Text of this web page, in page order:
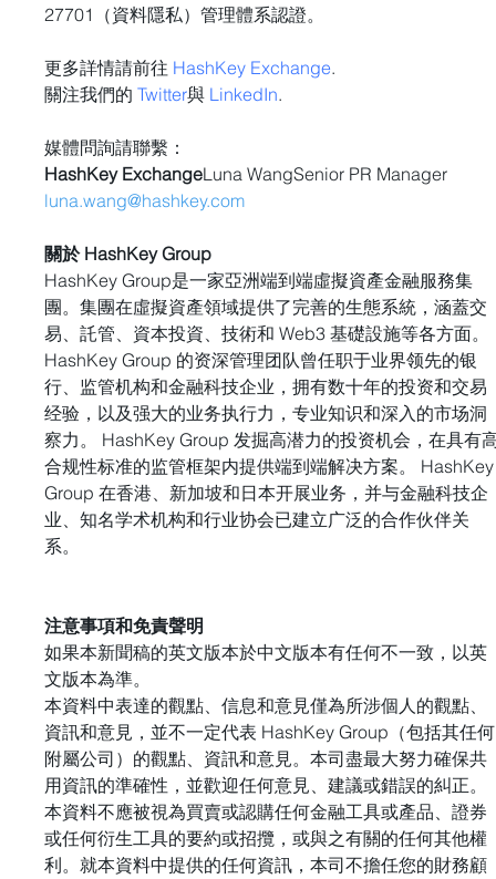
27701（資料隱私）管理體系認證。
更多詳情請前往 HashKey Exchange.
關注我們的 Twitter與 LinkedIn.
媒體問詢請聯繫：
HashKey ExchangeLuna WangSenior PR Manager
luna.wang@hashkey.com
關於 HashKey Group
HashKey Group是一家亞洲端到端虛擬資產金融服務集
團。集團在虛擬資產領域提供了完善的生態系統，涵蓋交
易、託管、資本投資、技術和 Web3 基礎設施等各方面。
HashKey Group 的资深管理团队曾任职于业界领先的银
行、监管机构和金融科技企业，拥有数十年的投资和交易
经验，以及强大的业务执行力，专业知识和深入的市场洞
察力。 HashKey Group 发掘高潜力的投资机会，在具有
合规性标准的监管框架内提供端到端解决方案。
Group 在香港、新加坡和日本开展业务，并与金融科技企
业、知名学术机构和行业协会已建立广泛的合作伙伴关
系。
注意事項和免責聲明
如果本新聞稿的英文版本於中文版本有任何不一致，以英
文版本為準。
本資料中表達的觀點、信息和意見僅為所涉個人的觀點、
資訊和意見，並不一定代表 HashKey Group（包括其任何
附屬公司）的觀點、資訊和意見。本司盡最大努力確保共
用資訊的準確性，並歡迎任何意見、建議或錯誤的糾正。
本資料不應被視為買賣或認購任何金融工具或產品、證券
或任何衍生工具的要約或招攬，或與之有關的任何其他權
利。就本資料中提供的任何資訊，本司不擔任您的財務顧